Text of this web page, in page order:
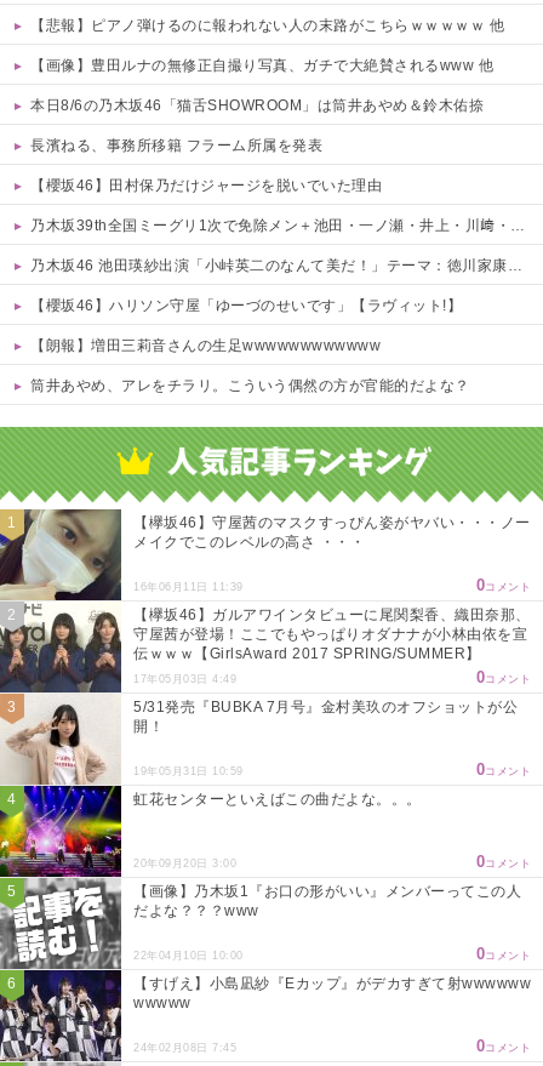
【悲報】ピアノ弾けるのに報われない人の末路がこちらｗｗｗｗｗ 他
【画像】豊田ルナの無修正自撮り写真、ガチで大絶賛されるwww 他
本日8/6の乃木坂46「猫舌SHOWROOM」は筒井あやめ＆鈴木佑捺
長濱ねる、事務所移籍 フラーム所属を発表
【櫻坂46】田村保乃だけジャージを脱いでいた理由
乃木坂39th全国ミーグリ1次で免除メン＋池田・一ノ瀬・井上・川﨑・菅原・中西が全完売
乃木坂46 池田瑛紗出演「小峠英二のなんて美だ！」テーマ：徳川家康【2025.8.5 24:00〜 TOKYO MX】
【櫻坂46】ハリソン守屋「ゆーづのせいです」【ラヴィット!】
【朗報】増田三莉音さんの生足wwwwwwwwwwww
筒井あやめ、アレをチラリ。こういう偶然の方が官能的だよな？
【欅坂46】守屋茜のマスクすっぴん姿がヤバい・・・ノー
メイクでこのレベルの高さ ・・・
16年06月11日 11:39 0コメント
【欅坂46】ガルアワインタビューに尾関梨香、織田奈那、
守屋茜が登場！ここでもやっぱりオダナナが小林由依を宣
伝ｗｗｗ【GirlsAward 2017 SPRING/SUMMER】
17年05月03日 4:49 0コメント
5/31発売『BUBKA 7月号』金村美玖のオフショットが公
開！
19年05月31日 10:59 0コメント
虹花センターといえばこの曲だよな。。。
20年09月20日 3:00 0コメント
【画像】乃木坂1『お口の形がいい』メンバーってこの人
だよな？？？www
22年04月10日 10:00 0コメント
【すげえ】小島凪紗『Eカップ』がデカすぎて射wwwwww
wwwww
24年02月08日 7:45 0コメント